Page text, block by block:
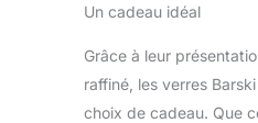
Un cadeau idéal
Grâce à leur
raffiné, les verres
choix de cadeau. Que